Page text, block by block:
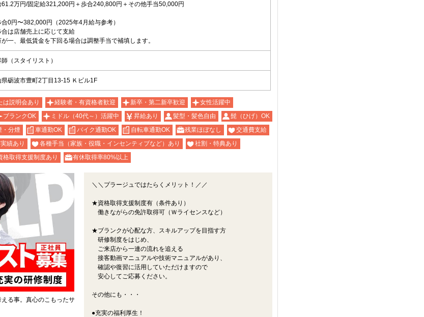
61.2万円/固定給321,200円＋歩合240,800円＋その他手当50,000円
合0円〜382,000円（2025年4月給与参考）
合は店舗売上に応じて支給
一、最低賃金を下回る場合は調整手当で補填します。
（スタイリスト）
県砺波市豊町2丁目13-15 Ｋビル1F
は説明会あり 経験者・有資格者歓迎 新卒・第二新卒歓迎
女性活躍中
ブランクOK ミドル（40代～）活躍中 昇給あり 髪型・髪色自由
髭（ひげ）OK
・分煙 車通勤OK バイク通勤OK 自転車通勤OK 残業ほぼなし
交通費支給
績あり 各種手当（家族・役職・インセンティブなど）あり
社割・特典あり
格取得支援制度あり 有休取得率80%以上
る事。真心のこもったサ
＼＼プラージュではたらくメリット！／／
★資格取得支援制度有（条件あり）
働きながらの免許取得可（Ｗライセンスなど）
★ブランクが心配な方、スキルアップを目指す方
研修制度をはじめ、
ご来店から一連の流れを追える
接客動画マニュアルや技術マニュアルがあり、
確認や復習に活用していただけますので
安心してご応募ください。
その他にも・・・
●充実の福利厚生！